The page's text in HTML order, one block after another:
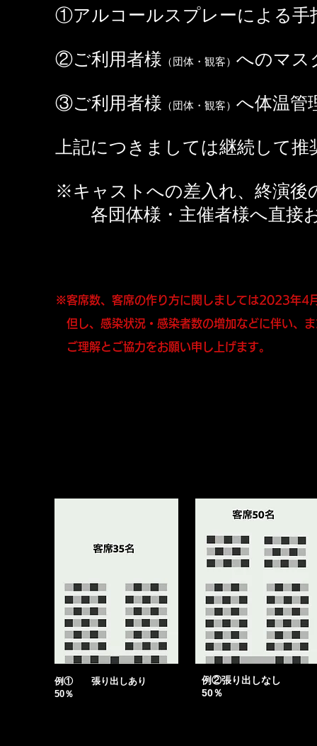
①アルコールスプレーによる手
②ご利用者様 （団体・観客） へのマス
③ご利用者様 （団体・観客） へ体温管
上記につきましては継続して
※キャストへの差入れ、終演後
各団体様・主催者様へ直接
※客席数、客席の作り方に関しましては2023年4
但し、感染状況・感染者数の増加などに伴い、
ご理解とご協力をお願い申し上げます。
例① 張り出しあり
50％
​例②張り出しなし
50％